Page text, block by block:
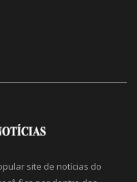
site de notícias do